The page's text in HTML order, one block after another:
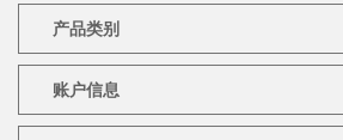
产品类别
账户信息